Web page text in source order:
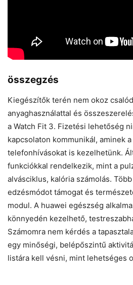
összegzés
Kiegészítők terén nem okoz
anyaghasználattal és
a Watch Fit 3. Fizetési lehetőség
kapcsolaton kommunikál, aminek
telefonhívásokat is kezelhetünk.
funkciókkal rendelkezik, mint a
alvásciklus, kalória számolás.
edzésmódot támogat és
modul. A huawei egészség
könnyedén kezelhető,
Számomra nem kérdés a
egy minőségi, belépőszintű
listára kell vésni, mint lehetséges